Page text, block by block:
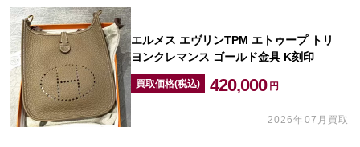
エルメス エヴリンTPM エトゥープ トリ
ヨンクレマンス ゴールド金具 K刻印
買取価格(税込) 420,000 円
2026年07月買取